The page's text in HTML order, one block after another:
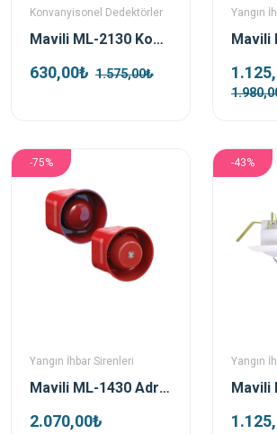
Konvanyisonel Dedektörler
Mavili ML-2130 Kombine Sıcaklık Dedektörü
630,00₺ 1.575,00₺
Yangın
-75%
Yangın İhbar Sirenleri
Mavili ML-1430 Adresli Flaşörlü Siren
2.070,00₺
-43%
Yangın